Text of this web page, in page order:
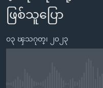
အကြောင်းအရာ
သို့
ကျော်
ကြည့်
တရုတ်
အစ္စရေး-ပါလက်စတိုင်း
ရပ်ဝန်းတခု လမ်းတခု အလွန်
အင်္ဂလိပ်စာလေ့လာမယ်
အမေရိကန်သုံးအီဒီယံ
အပတ်စဉ်ကဏ္ဍများ
ဖြစ်သူပြော
၀၃ ၾသဂုတ္၊ ၂၀၂၃